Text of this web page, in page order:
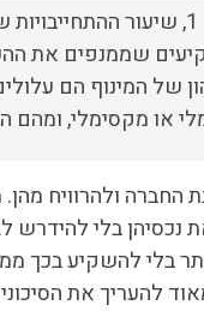
כדי לחשב את יחס המינוף הפיננסי יש לחלק את סך
היחס הוא פחות מ־1, החברה לא
של המינוף הם
או מקסימלי, ומהם
ולהרוויח מהן.
בלי להידרש
בלי להשקיע בכך
להעריך את